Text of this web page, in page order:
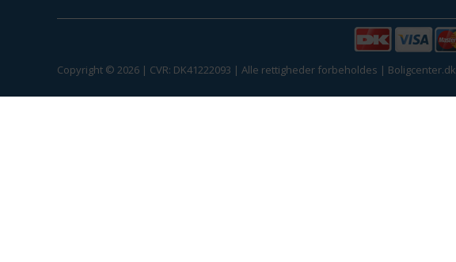
Copyright © 2026 | CVR: DK41222093 | Alle rettigheder forbeholdes | Boligcenter.dk